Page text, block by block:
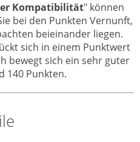
Kompatibilität" können
bei den Punkten Vernunft,
beieinander liegen.
sich in einem Punktwert
bewegt sich ein sehr guter
140 Punkten.